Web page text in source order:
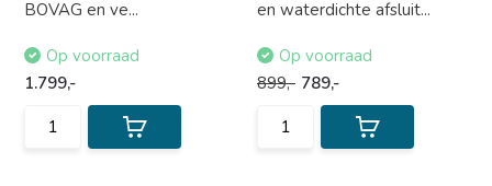
BOVAG en ve...
Op voorraad
1.799,-
en waterdichte afsluit...
Op voorraad
899,- 789,-